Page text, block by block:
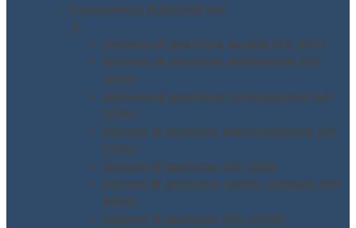
Consulenze Aziendali per
▼
Sistema di gestione qualità ISO 9001
Sistema di gestione ambientale ISO
14001
Sistema di gestione informazione ISO
27001
Sistemi di gestione anticorruzione ISO
37001
Sistemi di gestione ISO 3834
Sistemi di gestione rischio stradale ISO
39001
Sistemi di gestione ISO 45001